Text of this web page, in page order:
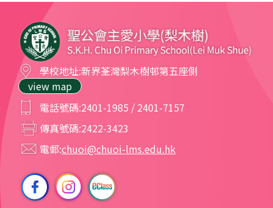
學校地址:新界荃灣梨木樹邨第五座側
view map
電話號碼:2401-1985 / 2401-7157
傳真號碼:2422-3423
電郵:chuoi@chuoi-lms.edu.hk